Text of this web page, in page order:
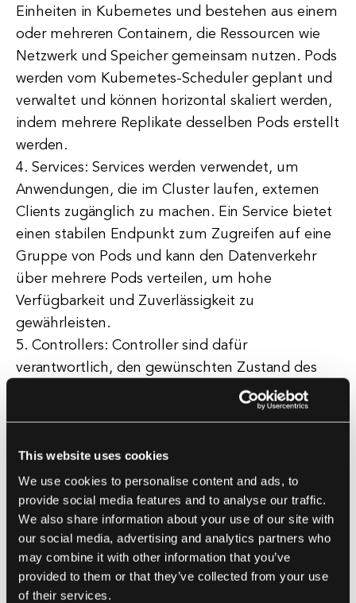
This website uses cookies
We use cookies to personalise content and ads, to
provide social media features and to analyse our traffic.
We also share information about your use of our site with
our social media, advertising and analytics partners who
may combine it with other information that you’ve
provided to them or that they’ve collected from your use
of their services.
Einheiten in Kubernetes und bestehen aus einem
oder mehreren Containern, die Ressourcen wie
Netzwerk und Speicher gemeinsam nutzen. Pods
werden vom Kubernetes-Scheduler geplant und
verwaltet und können horizontal skaliert werden,
indem mehrere Replikate desselben Pods erstellt
werden.
4. Services: Services werden verwendet, um
Anwendungen, die im Cluster laufen, externen
Clients zugänglich zu machen. Ein Service bietet
einen stabilen Endpunkt zum Zugreifen auf eine
Gruppe von Pods und kann den Datenverkehr
über mehrere Pods verteilen, um hohe
Verfügbarkeit und Zuverlässigkeit zu
gewährleisten.
5. Controllers: Controller sind dafür
verantwortlich, den gewünschten Zustand des
Clusters aufrechtzuerhalten, indem sie
Ressourcen nach Bedarf erstellen, aktualisieren
Controllern in Kubernetes, einschließlich
ReplicaSet, Deployment, StatefulSet und
DaemonSet, die jeweils für einen bestimmten
Anwendungsfall entwickelt wurden.
Vorteile der Kubernetes-Architektur